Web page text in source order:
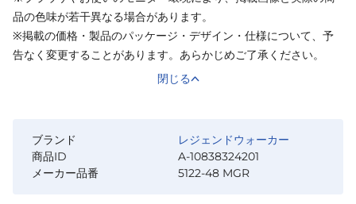
品の色味が若干異なる場合があります。
※掲載の価格・製品のパッケージ・デザイン・仕様について、予
告なく変更することがあります。あらかじめご了承ください。
閉じる
ブランド
レジェンドウォーカー
商品ID
A-10838324201
メーカー品番
5122-48 MGR